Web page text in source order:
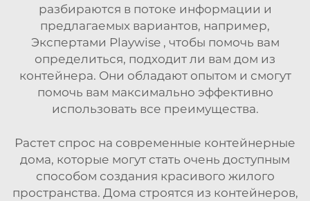
разбираются в потоке информации и
предлагаемых вариантов, например,
Экспертами Playwise , чтобы помочь вам
определиться, подходит ли вам дом из
контейнера. Они обладают опытом и смогут
помочь вам максимально эффективно
использовать все преимущества.
Растет спрос на современные контейнерные
дома, которые могут стать очень доступным
способом создания красивого жилого
пространства. Дома строятся из контейнеров,